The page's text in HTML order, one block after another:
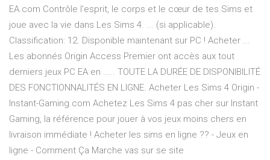
EA.com Contrôle l'esprit, le corps et le cœur de tes Sims et
joue avec la vie dans Les Sims 4. ... (si applicable).
Classification: 12. Disponible maintenant sur PC ! Acheter ...
Les abonnés Origin Access Premier ont accès aux tout
derniers jeux PC EA en ..... TOUTE LA DURÉE DE DISPONIBILITÉ
DES FONCTIONNALITÉS EN LIGNE. Acheter Les Sims 4 Origin -
Instant-Gaming.com Achetez Les Sims 4 pas cher sur Instant
Gaming, la référence pour jouer à vos jeux moins chers en
livraison immédiate ! Acheter les sims en ligne ?? - Jeux en
ligne - Comment Ça Marche vas sur se site